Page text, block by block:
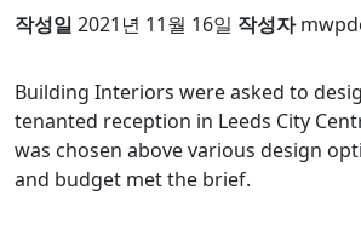
작성일 2021년 11월 16일 작성자
Building Interiors were asked to
tenanted reception in Leeds City
was chosen above various design
and budget met the brief.